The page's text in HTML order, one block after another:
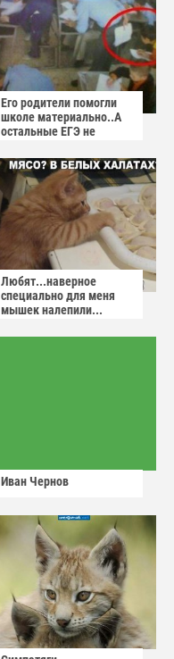
Его родители помогли
школе материально..А
остальные ЕГЭ не
Любят...наверное
специально для меня
мышек налепили...
Иван Чернов